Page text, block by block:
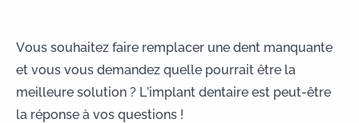
Vous souhaitez faire remplacer une dent manquante
et vous vous demandez quelle pourrait être la
meilleure solution ? L’implant dentaire est peut-être
la réponse à vos questions !